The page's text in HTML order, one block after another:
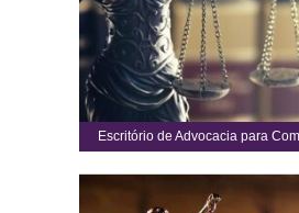
Escritório de Advocacia para